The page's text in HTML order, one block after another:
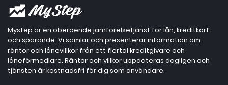
Mystep är en oberoende jämförelsetjänst för lån, kreditkort
och sparande. Vi samlar och presenterar information om
räntor och lånevillkor från ett flertal kreditgivare och
låneförmedlare. Räntor och villkor uppdateras dagligen och
tjänsten är kostnadsfri för dig som användare.